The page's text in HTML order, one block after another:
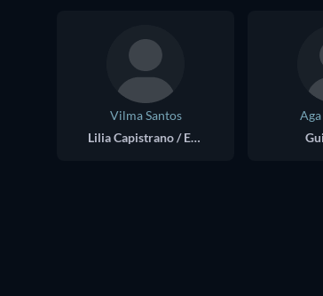
Vilma Santos
Lilia Capistrano / Eva Candelaria